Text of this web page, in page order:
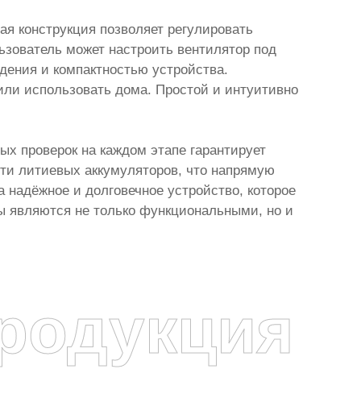
конструкция позволяет регулировать
может настроить вентилятор под
и компактностью устройства.
использовать дома. Простой и интуитивно
проверок на каждом этапе гарантирует
литиевых аккумуляторов, что напрямую
и долговечное устройство, которое
являются не только функциональными, но и